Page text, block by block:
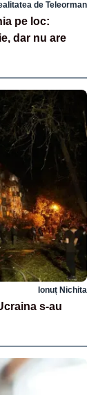
de Teleorman
pe loc:
dar nu are
Ionuț Nichita
s-au